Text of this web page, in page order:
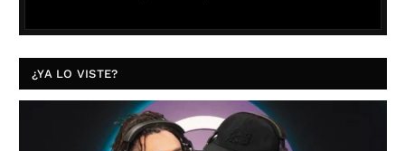
¿YA LO VISTE?